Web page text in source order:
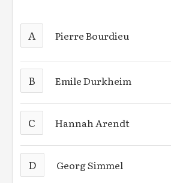
A Pierre Bourdieu
B Emile Durkheim
C Hannah Arendt
D Georg Simmel